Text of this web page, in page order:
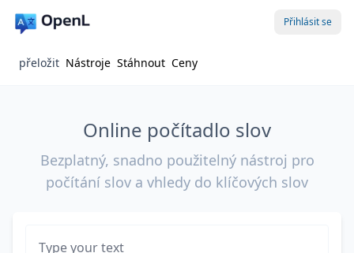
Přihlásit se
přeložit Nástroje Stáhnout Ceny
Online počítadlo slov
Bezplatný, snadno použitelný nástroj pro
počítání slov a vhledy do klíčových slov